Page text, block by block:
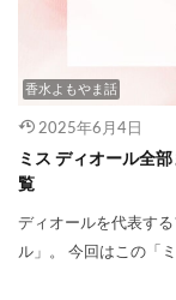
香水よもやま話
2025年6月4日
ミス ディオール全
覧
ディオールを代表す
ル」。 今回はこの「